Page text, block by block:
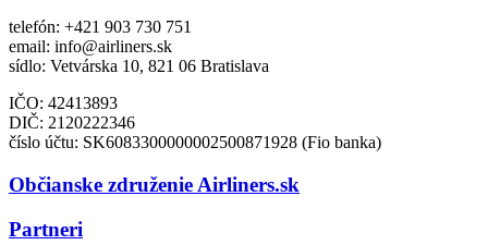
telefón: +421 903 730 751
email: info@airliners.sk
sídlo: Vetvárska 10, 821 06 Bratislava
IČO: 42413893
DIČ: 2120222346
číslo účtu: SK6083300000002500871928 (Fio banka)
Občianske združenie Airliners.sk
Partneri